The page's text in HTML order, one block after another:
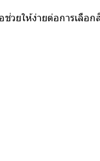
ช่วยให้ง่ายต่อการเลื